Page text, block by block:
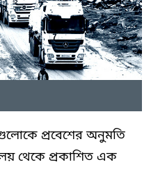
প্রবেশের অনুমতি
থেকে প্রকাশিত এক